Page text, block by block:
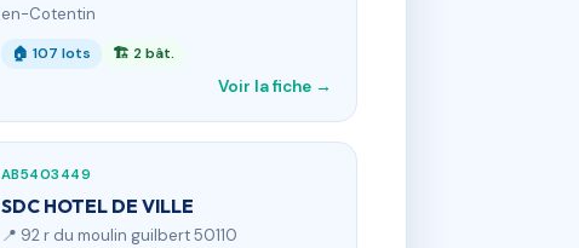
en-Cotentin
🏠 107 lots 🏗 2 bât.
Voir la fiche →
AB5403449
SDC HOTEL DE VILLE
📍 92 r du moulin guilbert 50110